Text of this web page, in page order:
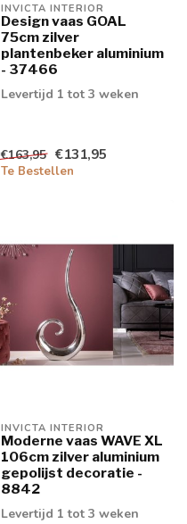
INVICTA INTERIOR
Design vaas GOAL
75cm zilver
plantenbeker aluminium
- 37466
Levertijd 1 tot 3 weken
€163,95 €131,95
Te Bestellen
INVICTA INTERIOR
Moderne vaas WAVE XL
106cm zilver aluminium
gepolijst decoratie -
8842
Levertijd 1 tot 3 weken